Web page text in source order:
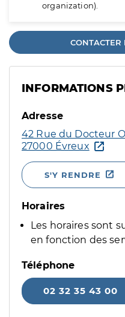
organization).
CONTACTER
INFORMATIONS
Adresse
42 Rue du Docteur
27000 Évreux
S'Y RENDRE
Horaires
Les horaires sont
en fonction des
Téléphone
02 32 35 43 00